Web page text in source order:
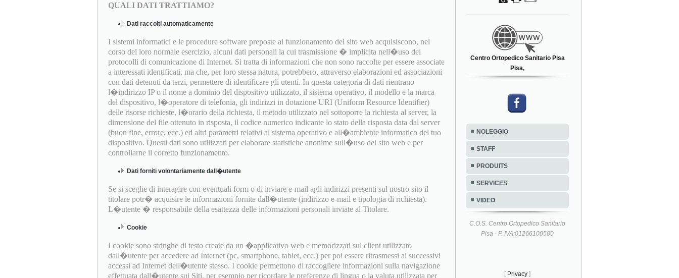
QUALI DATI TRATTIAMO?
Dati raccolti automaticamente
I sistemi informatici e le procedure software preposte al funzionamento del sito web acquisiscono, nel
corso del loro normale esercizio, alcuni dati personali la cui trasmissione � implicita nell�uso dei
protocolli di comunicazione di Internet. Si tratta di informazioni che non sono raccolte per essere associate
a interessati identificati, ma che, per loro stessa natura, potrebbero, attraverso elaborazioni ed associazioni
con dati detenuti da terzi, permettere di identificare gli utenti. In questa categoria di dati rientrano
l�indirizzo IP o il nome a dominio del dispositivo utilizzato, il sistema operativo, il modello e la marca
del dispositivo, l�operatore di telefonia, gli indirizzi in dotazione URI (Uniform Resource Identifier)
delle risorse richieste, l�orario della richiesta, il metodo utilizzato nel sottoporre la richiesta al server, la
dimensione del file ottenuto in risposta, il codice numerico indicante lo stato della risposta data dal server
(buon fine, errore, ecc.) ed altri parametri relativi al sistema operativo e all�ambiente informatico del tuo
dispositivo. Questi dati sono utilizzati per elaborare statistiche anonime sull�uso del sito web e per
controllarne il corretto funzionamento.
Dati forniti volontariamente dall�utente
Se si sceglie di interagire con eventuali form o di inviare e-mail agli indirizzi presenti sul nostro sito il
titolare potr� acquisire le informazioni fornite dall�utente (indirizzo e-mail e tipologia di richiesta).
L�utente � responsabile della esattezza delle informazioni personali inviate al Titolare.
Cookie
I cookie sono stringhe di testo create da un �applicativo web e memorizzati sul client utilizzato
dall�utente per accedere ad Internet (pc, smartphone, tablet, ecc.) per poi essere ritrasmessi ai successivi
accessi ad Internet dell�utente stesso. I cookie permettono di raccogliere informazioni sulla navigazione
effettuata dall�utente sui Siti, per esempio per ricordare le preferenze di lingua o la valuta utilizzata per
Centro Ortopedico Sanitario Pisa
Pisa,
NOLEGGIO
STAFF
PRODUITS
SERVICES
VIDEO
C.O.S. Centro Ortopedico Sanitario
Pisa - P. IVA:01266100500
[ Privacy ]